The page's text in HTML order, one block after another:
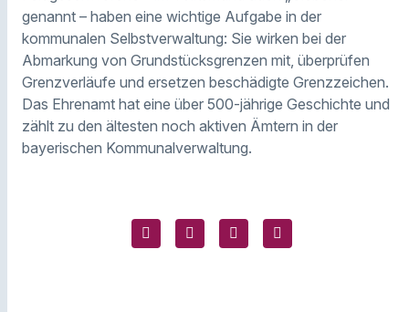
genannt – haben eine wichtige Aufgabe in der
kommunalen Selbstverwaltung: Sie wirken bei der
Abmarkung von Grundstücksgrenzen mit, überprüfen
Grenzverläufe und ersetzen beschädigte Grenzzeichen.
Das Ehrenamt hat eine über 500-jährige Geschichte und
zählt zu den ältesten noch aktiven Ämtern in der
bayerischen Kommunalverwaltung.